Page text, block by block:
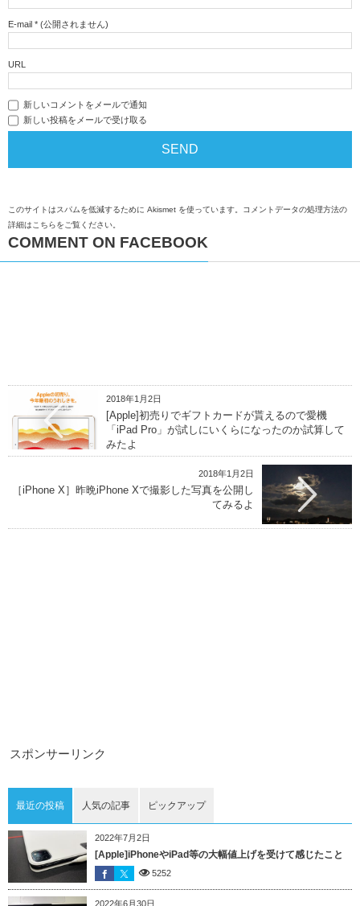
E-mail * (公開されません)
URL
新しいコメントをメールで通知
新しい投稿をメールで受け取る
このサイトはスパムを低減するために Akismet を使っています。 コメントデータの処理方法の
詳細はこちらをご覧ください。
COMMENT ON FACEBOOK
2018年1月2日
[Apple]初売りでギフトカードが貰えるので愛機
「iPad Pro」が試しにいくらになったのか試算して
みたよ
2018年1月2日
［iPhone X］昨晩iPhone Xで撮影した写真を公開し
てみるよ
スポンサーリンク
最近の投稿 人気の記事 ピックアップ
2022年7月2日
[Apple]iPhoneやiPad等の大幅値上げを受けて感じたこと
5252
2022年6月30日